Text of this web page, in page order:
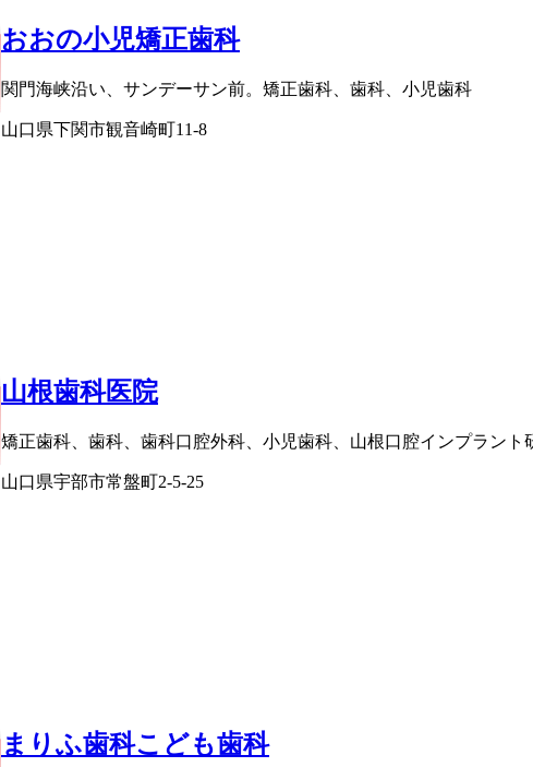
おおの小児矯正歯科
関門海峡沿い、サンデーサン前。矯正歯科、歯科、小児歯科
山口県下関市観音崎町11-8
山根歯科医院
矯正歯科、歯科、歯科口腔外科、小児歯科、山根口腔インプラント
山口県宇部市常盤町2-5-25
まりふ歯科こども歯科